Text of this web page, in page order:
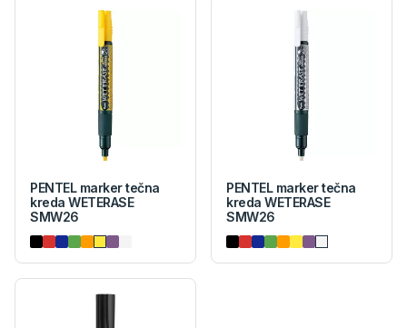
PENTEL marker tečna
kreda WETERASE
SMW26
PENTEL marker tečna
kreda WETERASE
SMW26